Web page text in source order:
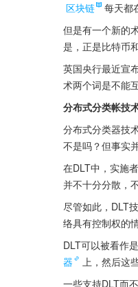
区块链
每天都
但是有一个新的
是，正是比特币
英国央行最近宣
术两个词是不能
分布式分类帐技
分布式分类器技
不是吗？但事实
在DLT中，实施
并不十分分散，
尽管如此，DLT
络具有控制权的
DLT可以被看作
器
上，然后这
一些支持DLT而